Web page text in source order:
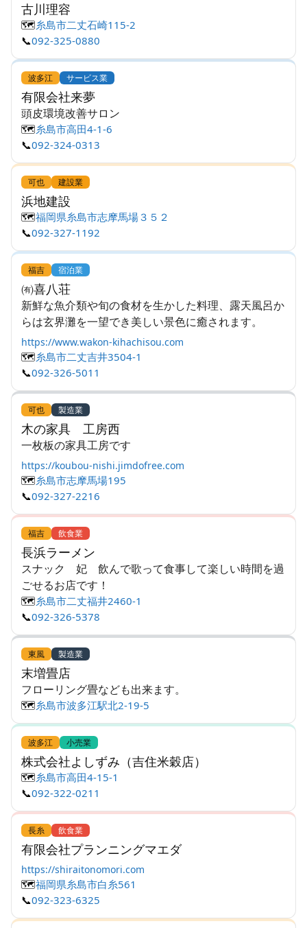
古川理容
🗺️糸島市二丈石崎115-2
📞092-325-0880
波多江 サービス業
有限会社来夢
頭皮環境改善サロン
🗺️糸島市高田4-1-6
📞092-324-0313
可也 建設業
浜地建設
🗺️福岡県糸島市志摩馬場３５２
📞092-327-1192
福吉 宿泊業
㈲喜八荘
新鮮な魚介類や旬の食材を生かした料理、露天風呂か
らは玄界灘を一望でき美しい景色に癒されます。
https://www.wakon-kihachisou.com
🗺️糸島市二丈吉井3504-1
📞092-326-5011
可也 製造業
木の家具 工房西
一枚板の家具工房です
https://koubou-nishi.jimdofree.com
🗺️糸島市志摩馬場195
📞092-327-2216
福吉 飲食業
長浜ラーメン
スナック 妃 飲んで歌って食事して楽しい時間を過
ごせるお店です！
🗺️糸島市二丈福井2460-1
📞092-326-5378
東風 製造業
末増畳店
フローリング畳なども出来ます。
🗺️糸島市波多江駅北2-19-5
波多江 小売業
株式会社よしずみ（吉住米穀店）
🗺️糸島市高田4-15-1
📞092-322-0211
長糸 飲食業
有限会社プランニングマエダ
https://shiraitonomori.com
🗺️福岡県糸島市白糸561
📞092-323-6325